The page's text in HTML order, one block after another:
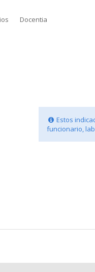
Docentia
Estos
funcionario,